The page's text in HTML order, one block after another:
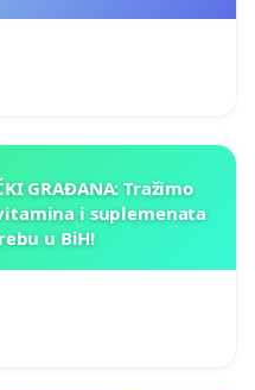
GRAĐANA: Tražimo
i suplemenata
u BiH!